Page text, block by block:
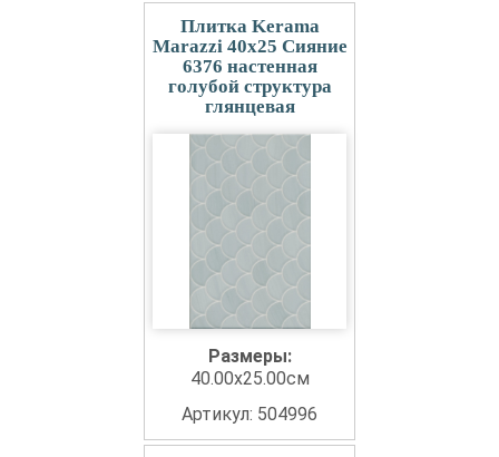
Плитка Kerama
Marazzi 40x25 Сияние
6376 настенная
голубой структура
глянцевая
Размеры:
40.00x25.00см
Артикул: 504996